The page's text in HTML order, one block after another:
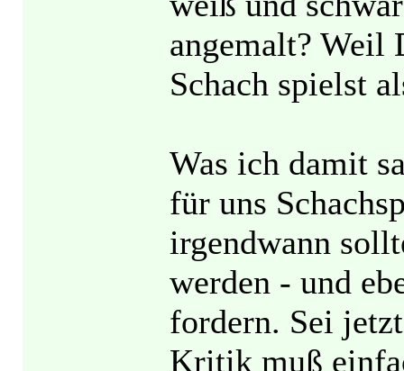
angemalt? Weil
Schach spielst
Was ich damit
für uns
irgendwann
werden - und
fordern. Sei
Kritik muß